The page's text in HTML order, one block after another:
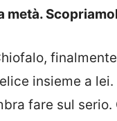
metà.
insieme a
fare sul